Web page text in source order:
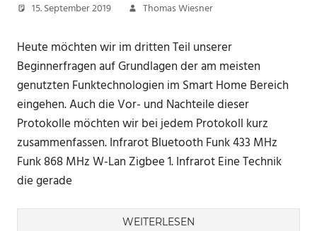
15. September 2019 Thomas Wiesner
Heute möchten wir im dritten Teil unserer
Beginnerfragen auf Grundlagen der am meisten
genutzten Funktechnologien im Smart Home Bereich
eingehen. Auch die Vor- und Nachteile dieser
Protokolle möchten wir bei jedem Protokoll kurz
zusammenfassen. Infrarot Bluetooth Funk 433 MHz
Funk 868 MHz W-Lan Zigbee 1. Infrarot Eine Technik
die gerade
WEITERLESEN